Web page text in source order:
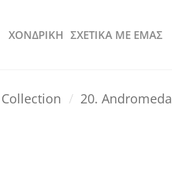
ΧΟΝΔΡΙΚΗ ΣΧΕΤΙΚΑ ΜΕ ΕΜΑΣ
Collection / 20. Andromeda